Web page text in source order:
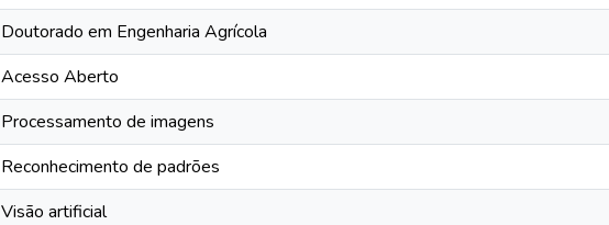
Doutorado em Engenharia Agrícola
Acesso Aberto
Processamento de imagens
Reconhecimento de padrões
Visão artificial